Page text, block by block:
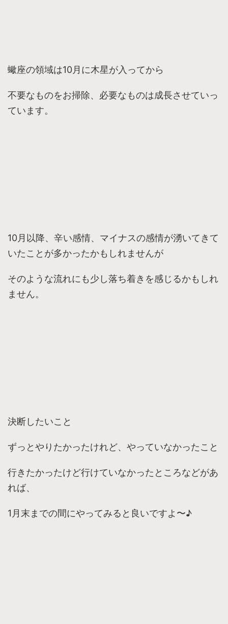
蠍座の領域は10月に木星が入ってから
不要なものをお掃除、必要なものは成長させていっ
ています。
10月以降、辛い感情、マイナスの感情が湧いてきて
いたことが多かったかもしれませんが
そのような流れにも少し落ち着きを感じるかもしれ
ません。
決断したいこと
ずっとやりたかったけれど、やっていなかったこと
行きたかったけど行けていなかったところなどがあ
れば、
1月末までの間にやってみると良いですよ〜♪